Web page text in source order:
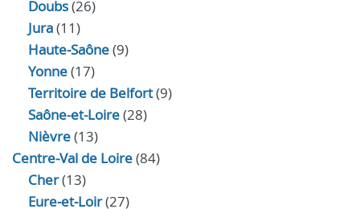
Doubs(26)
Jura(11)
Haute‑Saône(9)
Yonne(17)
Territoire de Belfort(9)
Saône-et-Loire(28)
Nièvre(13)
Centre-Val de Loire(84)
Cher(13)
Eure‑et‑Loir(27)